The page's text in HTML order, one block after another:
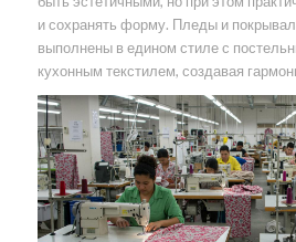
и сохранять форму. Пледы и
выполнены в едином стиле с
кухонным текстилем, создавая